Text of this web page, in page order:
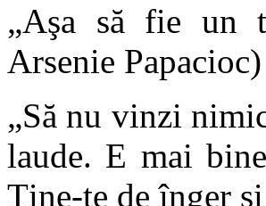
„Aşa să fie un
Arsenie Papacioc)
„Să nu vinzi
laude. E mai
Ţine-te de înger